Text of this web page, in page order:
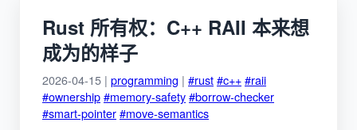
Rust 所有权：C++ RAII 本来想
成为的样子
2026-04-15 | programming | #rust#c++#raii
#ownership#memory-safety#borrow-checker
#smart-pointer#move-semantics